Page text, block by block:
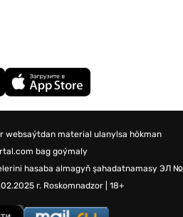
websaýtdan material ulanylsa hökman
bag goýmaly
hasaba almagyň şahadatnamasy ЭЛ №
г. Roskomnadzor | 18+